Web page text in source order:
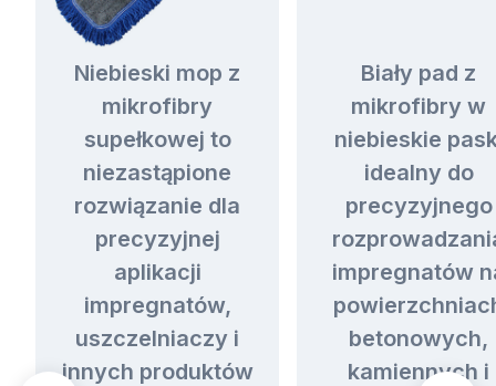
Niebieski mop z
mikrofibry
supełkowej to
niezastąpione
rozwiązanie dla
precyzyjnej
aplikacji
impregnatów,
uszczelniaczy i
innych produktów
Biały pad z
mikrofibry w
niebieskie
idealny do
precyzyjnego
impregnatów
betonowych,
kamiennych i